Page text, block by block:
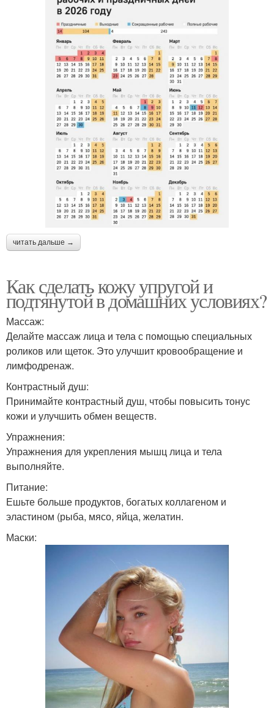
читать дальше →
Как сделать кожу упругой и
подтянутой в домашних условиях?
Массаж:
Делайте массаж лица и тела с помощью специальных
роликов или щеток. Это улучшит кровообращение и
лимфодренаж.
Контрастный душ:
Принимайте контрастный душ, чтобы повысить тонус
кожи и улучшить обмен веществ.
Упражнения:
Упражнения для укрепления мышц лица и тела
выполняйте.
Питание:
Ешьте больше продуктов, богатых коллагеном и
эластином (рыба, мясо, яйца, желатин.
Маски: